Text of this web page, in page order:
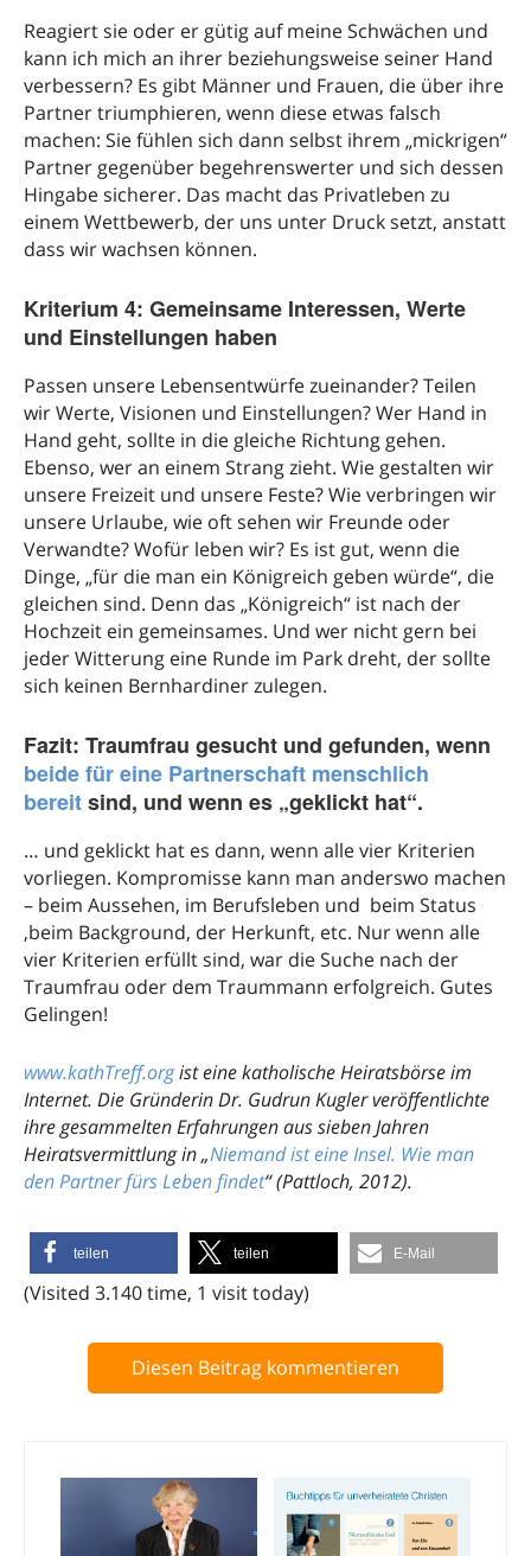
Reagiert sie oder er gütig auf meine Schwächen und
kann ich mich an ihrer beziehungsweise seiner Hand
verbessern? Es gibt Männer und Frauen, die über ihre
Partner triumphieren, wenn diese etwas falsch
machen: Sie fühlen sich dann selbst ihrem „mickrigen“
Partner gegenüber begehrenswerter und sich dessen
Hingabe sicherer. Das macht das Privatleben zu
einem Wettbewerb, der uns unter Druck setzt, anstatt
dass wir wachsen können.
Kriterium 4: Gemeinsame Interessen, Werte
und Einstellungen haben
Passen unsere Lebensentwürfe zueinander? Teilen
wir Werte, Visionen und Einstellungen? Wer Hand in
Hand geht, sollte in die gleiche Richtung gehen.
Ebenso, wer an einem Strang zieht. Wie gestalten wir
unsere Freizeit und unsere Feste? Wie verbringen wir
unsere Urlaube, wie oft sehen wir Freunde oder
Verwandte? Wofür leben wir? Es ist gut, wenn die
Dinge, „für die man ein Königreich geben würde“, die
gleichen sind. Denn das „Königreich“ ist nach der
Hochzeit ein gemeinsames. Und wer nicht gern bei
jeder Witterung eine Runde im Park dreht, der sollte
sich keinen Bernhardiner zulegen.
Fazit: Traumfrau gesucht und gefunden, wenn
beide für eine Partnerschaft menschlich
bereitsind, und wenn es „geklickt hat“.
… und geklickt hat es dann, wenn alle vier Kriterien
vorliegen. Kompromisse kann man anderswo machen
– beim Aussehen, im Berufsleben und beim Status
,beim Background, der Herkunft, etc. Nur wenn alle
vier Kriterien erfüllt sind, war die Suche nach der
Traumfrau oder dem Traummann erfolgreich. Gutes
Gelingen!
www.kathTreff.orgist eine katholische Heiratsbörse im
Internet. Die Gründerin Dr. Gudrun Kugler veröffentlichte
ihre gesammelten Erfahrungen aus sieben Jahren
Heiratsvermittlung in „Niemand ist eine Insel. Wie man
den Partner fürs Leben findet“ (Pattloch, 2012).
teilen teilen E-Mail
(Visited 3.140 time, 1 visit today)
Diesen Beitrag kommentieren